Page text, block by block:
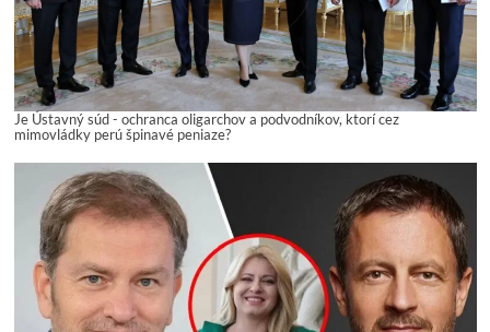
Je Ústavný súd - ochranca oligarchov a podvodníkov, ktorí cez
mimovládky perú špinavé peniaze?